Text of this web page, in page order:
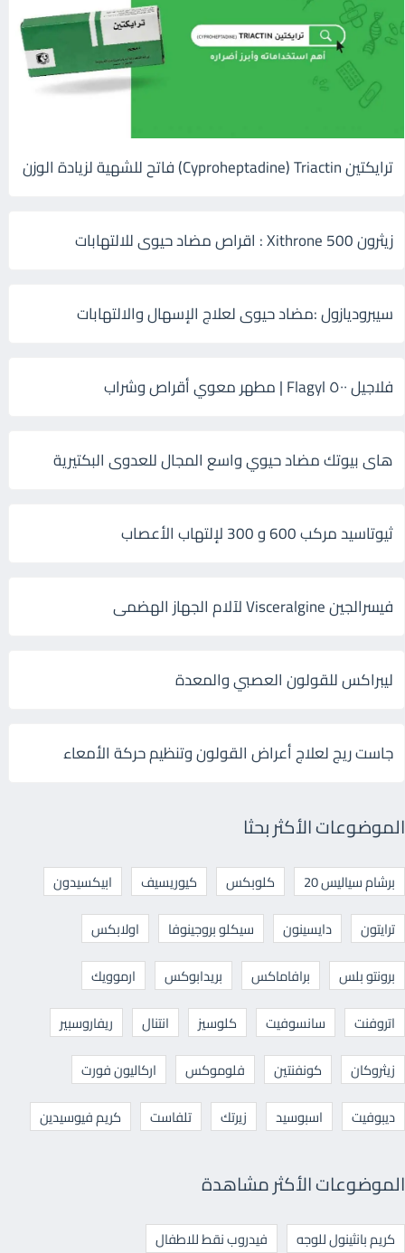
ترايكتين Cyproheptadine) Triactin) فاتح للشهية لزيادة الوزن
زيثرون 500 Xithrone : اقراص مضاد حيوى للالتهابات
سيبروديازول :مضاد حيوى لعلاج الإسهال والالتهابات
فلاجيل ٥٠٠ Flagyl | مطهر معوي أقراص وشراب
هاى بيوتك مضاد حيوي واسع المجال للعدوى البكتيرية
ثيوتاسيد مركب 600 و 300 لإلتهاب الأعصاب
فيسرالجين Visceralgine لآلام الجهاز الهضمى
ليبراكس للقولون العصبي والمعدة
جاست ريج لعلاج أعراض القولون وتنظيم حركة الأمعاء
الموضوعات الأكثر بحثا
برشام سياليس 20 كلوبكس كيوريسيف
ابيكسيدون
ترايتون
دايسينون سيكلو بروجينوفا
اولابكس
برونتو بلس
برافاماكس بريدابوكس
ارموويك
اتروفنت
سانسوفيت كلوسيز انتنال
ريفاروسبير
زيثروكان
كونفنتين فلوموكس
اركاليون فورت
ديبوفيت
اسبوسيد زيرتك تلفاست كريم فيوسيدين
الموضوعات الأكثر مشاهدة
كريم بانثينول للوجه فيدروب نقط للاطفال